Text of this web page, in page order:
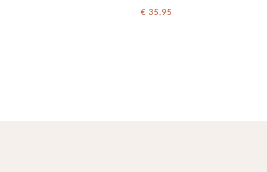
€ 35,95